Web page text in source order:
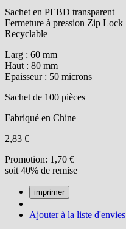
Sachet en PEBD transparent
Fermeture à pression Zip Lock
Recyclable
Larg : 60 mm
Haut : 80 mm
Epaisseur : 50 microns
Sachet de 100 pièces
Fabriqué en Chine
2,83 €
Promotion: 1,70 €
soit 40% de remise
|
Ajouter à la liste d'envies